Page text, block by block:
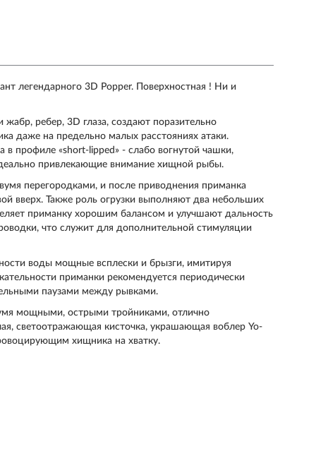
легендарного 3D Popper. Поверхностная ! Ни и
жабр, ребер, 3D глаза, создают поразительно
даже на предельно малых расстояниях атаки.
профиле «short-lipped» - слабо вогнутой чашки,
привлекающие внимание хищной рыбы.
перегородками, и после приводнения приманка
вверх. Также роль огрузки выполняют два небольших
приманку хорошим балансом и улучшают дальность
что служит для дополнительной стимуляции
воды мощные всплески и брызги, имитируя
приманки рекомендуется периодически
паузами между рывками.
мощными, острыми тройниками, отлично
светоотражающая кисточка, украшающая воблер Yo-
хищника на хватку.